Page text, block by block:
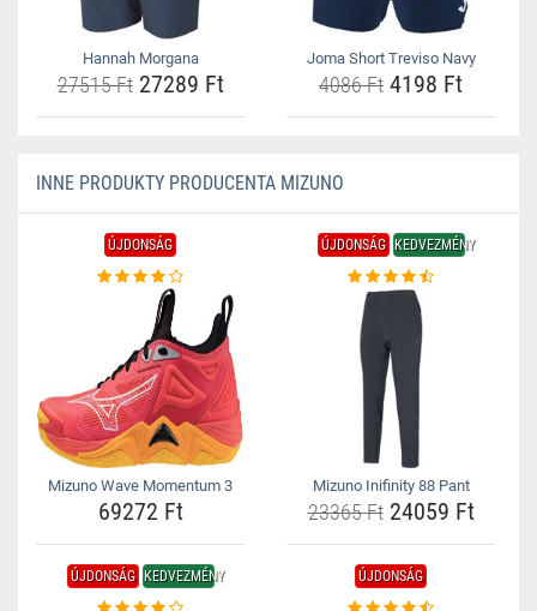
Hannah Morgana
27515 Ft27289 Ft
Joma Short Treviso Navy
4086 Ft 4198 Ft
INNE PRODUKTY PRODUCENTA MIZUNO
ÚJDONSÁG
Mizuno Wave Momentum 3
69272 Ft
ÚJDONSÁG KEDVEZMÉNY
Mizuno Inifinity 88 Pant
23365 Ft24059 Ft
ÚJDONSÁG KEDVEZMÉNY ÚJDONSÁG